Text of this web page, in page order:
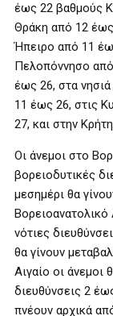
έως 22 βαθμούς
Θράκη από 12
Ήπειρο από 11
Πελοπόννησο
έως 26, στα
11 έως 26, στις
27, και στην
Οι άνεμοι στο
βορειοδυτικές
μεσημέρι θα
Βορειοανατολικό
νότιες
θα γίνουν
Αιγαίο οι
διευθύνσεις 2
πνέουν αρχικά